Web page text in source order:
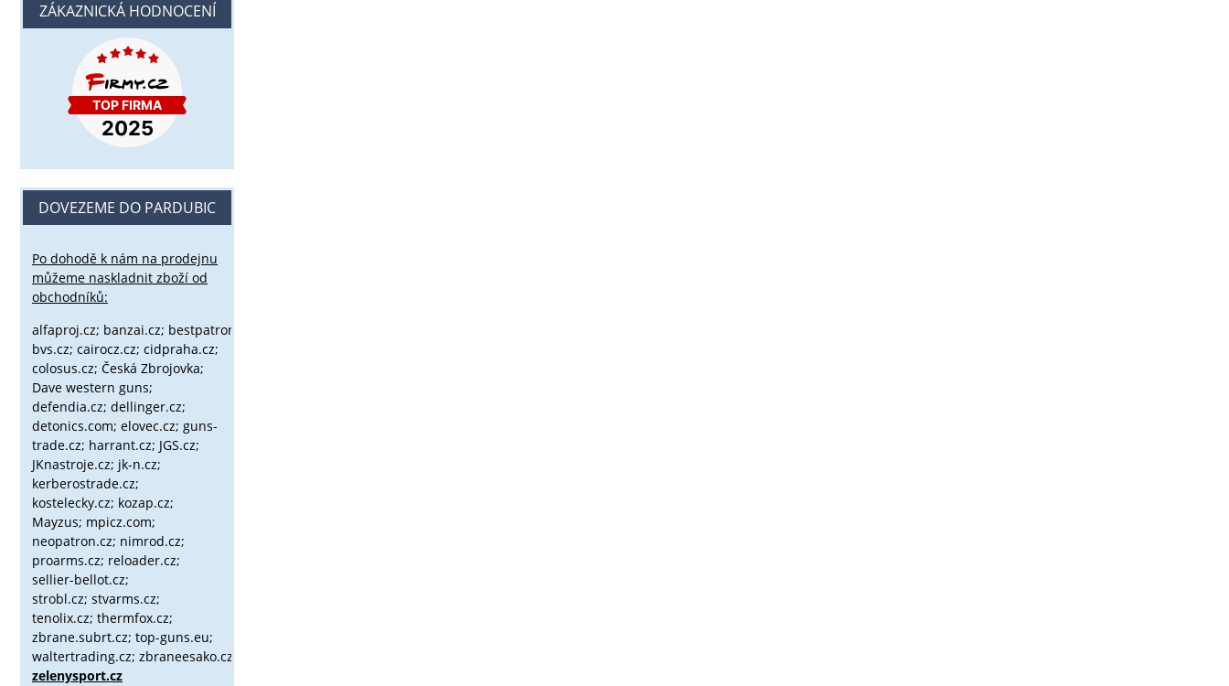
ZÁKAZNICKÁ HODNOCENÍ
DOVEZEME DO PARDUBIC
Po dohodě k nám na prodejnu
můžeme naskladnit zboží od
obchodníků:
alfaproj.cz; banzai.cz; bestpatron.eu;
bvs.cz; cairocz.cz; cidpraha.cz;
colosus.cz; Česká Zbrojovka;
Dave western guns;
defendia.cz; dellinger.cz;
detonics.com; elovec.cz; guns-
trade.cz; harrant.cz; JGS.cz;
JKnastroje.cz; jk-n.cz;
kerberostrade.cz;
kostelecky.cz; kozap.cz;
Mayzus; mpicz.com;
neopatron.cz; nimrod.cz;
proarms.cz; reloader.cz;
sellier-bellot.cz;
strobl.cz; stvarms.cz;
tenolix.cz; thermfox.cz;
zbrane.subrt.cz; top-guns.eu;
waltertrading.cz; zbraneesako.cz;
zelenysport.cz